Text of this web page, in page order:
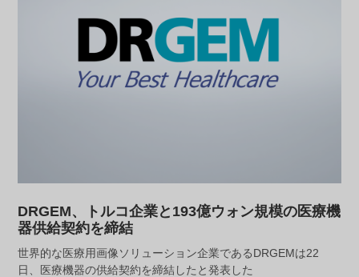
DRGEM、トルコ企業と193億ウォン規模の医療機
器供給契約を締結
世界的な医療用画像ソリューション企業であるDRGEMは22
日、医療機器の供給契約を締結したと発表した